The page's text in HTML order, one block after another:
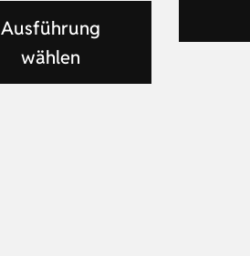
Ausführung
wählen